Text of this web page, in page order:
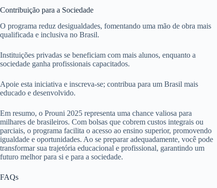
Contribuição para a Sociedade
O programa reduz desigualdades, fomentando uma mão de obra mais
qualificada e inclusiva no Brasil.
Instituições privadas se beneficiam com mais alunos, enquanto a
sociedade ganha profissionais capacitados.
Apoie esta iniciativa e inscreva-se; contribua para um Brasil mais
educado e desenvolvido.
Em resumo, o Prouni 2025 representa uma chance valiosa para
milhares de brasileiros. Com bolsas que cobrem custos integrais ou
parciais, o programa facilita o acesso ao ensino superior, promovendo
igualdade e oportunidades. Ao se preparar adequadamente, você pode
transformar sua trajetória educacional e profissional, garantindo um
futuro melhor para si e para a sociedade.
FAQs